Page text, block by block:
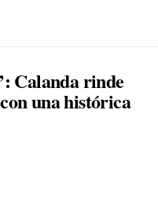
Calanda rinde
una histórica